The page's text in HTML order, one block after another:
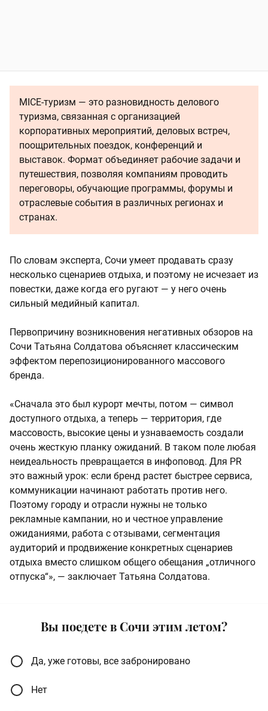
MICE-туризм — это разновидность делового
туризма, связанная с организацией
корпоративных мероприятий, деловых встреч,
поощрительных поездок, конференций и
выставок. Формат объединяет рабочие задачи и
путешествия, позволяя компаниям проводить
переговоры, обучающие программы, форумы и
отраслевые события в различных регионах и
странах.
По словам эксперта, Сочи умеет продавать сразу
несколько сценариев отдыха, и поэтому не исчезает из
повестки, даже когда его ругают — у него очень
сильный медийный капитал.
Первопричину возникновения негативных обзоров на
Сочи Татьяна Солдатова объясняет классическим
эффектом перепозиционированного массового
бренда.
«Сначала это был курорт мечты, потом — символ
доступного отдыха, а теперь — территория, где
массовость, высокие цены и узнаваемость создали
очень жесткую планку ожиданий. В таком поле любая
неидеальность превращается в инфоповод. Для PR
это важный урок: если бренд растет быстрее сервиса,
коммуникации начинают работать против него.
Поэтому городу и отрасли нужны не только
рекламные кампании, но и честное управление
ожиданиями, работа с отзывами, сегментация
аудиторий и продвижение конкретных сценариев
отдыха вместо слишком общего обещания „отличного
отпуска“», — заключает Татьяна Солдатова.
Вы поедете в Сочи этим летом?
Да, уже готовы, все забронировано
Нет